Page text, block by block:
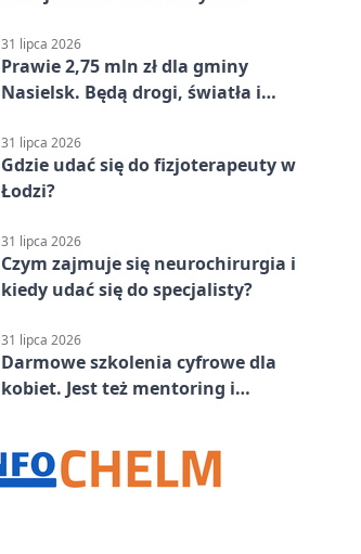
31 lipca 2026
Prawie 2,75 mln zł dla gminy
Nasielsk. Będą drogi, światła i
31 lipca 2026
Gdzie udać się do fizjoterapeuty w
Łodzi?
31 lipca 2026
Czym zajmuje się neurochirurgia i
kiedy udać się do specjalisty?
31 lipca 2026
Darmowe szkolenia cyfrowe dla
kobiet. Jest też mentoring i